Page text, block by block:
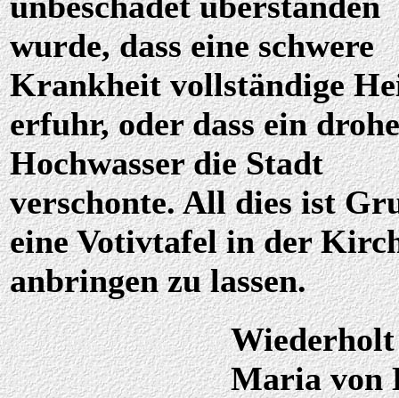
wurde, dass eine schwere
Krankheit vollständige
erfuhr, oder dass ein
Hochwasser die Stadt
verschonte. All dies ist
eine Votivtafel in der
anbringen zu lassen.
Wiederholt
Maria von